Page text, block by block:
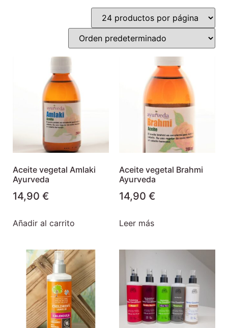
Aceite vegetal Amlaki
Ayurveda
14,90 €
Añadir al carrito
Aceite vegetal Brahmi
Ayurveda
14,90 €
Leer más